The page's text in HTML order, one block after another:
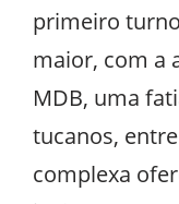
primeiro
maior, com a
MDB, uma
tucanos,
complexa